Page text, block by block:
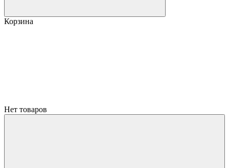
Корзина
Нет товаров